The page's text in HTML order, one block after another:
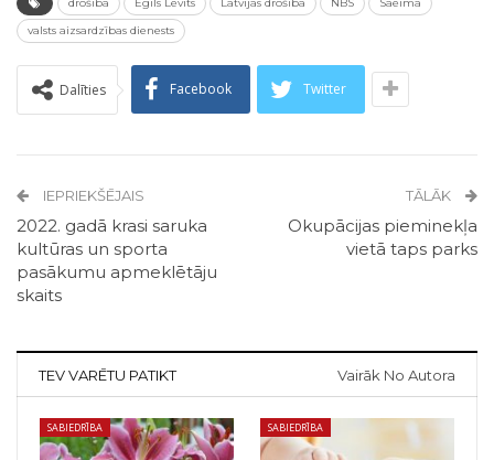
drošība Egils Levits Latvijas drošība NBS
Saeima
valsts aizsardzības dienests
Dalīties Facebook Twitter
IEPRIEKŠĒJAIS
2022. gadā krasi saruka
kultūras un sporta
pasākumu apmeklētāju
skaits
TĀLĀK
Okupācijas pieminekļa
vietā taps parks
TEV VARĒTU PATIKT Vairāk No Autora
SABIEDRĪBA SABIEDRĪBA